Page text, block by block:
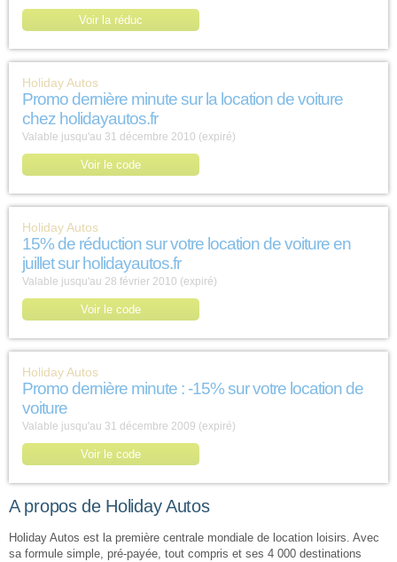
Voir la réduc
Holiday Autos
Promo dernière minute sur la location de voiture
chez holidayautos.fr
Valable jusqu'au 31 décembre 2010 (expiré)
Voir le code
Holiday Autos
15% de réduction sur votre location de voiture en
juillet sur holidayautos.fr
Valable jusqu'au 28 février 2010 (expiré)
Voir le code
Holiday Autos
Promo dernière minute : -15% sur votre location de
voiture
Valable jusqu'au 31 décembre 2009 (expiré)
Voir le code
A propos de Holiday Autos
Holiday Autos est la première centrale mondiale de location loisirs. Avec
sa formule simple, pré-payée, tout compris et ses 4 000 destinations